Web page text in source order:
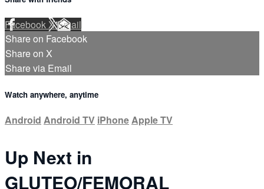
FacebookXEmail
Share on Facebook
Share on X
Share via Email
Watch anywhere, anytime
Android Android TV iPhoneApple TV
Up Next in
GLUTEO/FEMORAL